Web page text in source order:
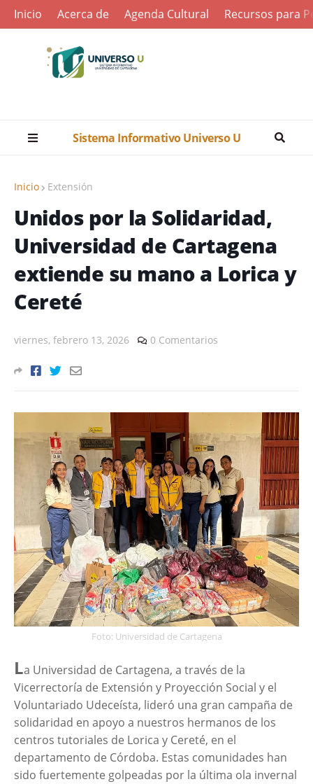
Inicio Acerca de Agenda Cultural Recursos para
Sistema Informativo Universo U
Inicio Extensión
Unidos por la Solidaridad,
Universidad de Cartagena
extiende su mano a Lorica y
Cereté
viernes, febrero 13, 2026 0 Comentarios
Foto: Universidad de Cartagena
La Universidad de Cartagena, a través de la
Vicerrectoría de Extensión y Proyección Social y el
Voluntariado Udeceísta, lideró una gran campaña de
solidaridad en apoyo a nuestros hermanos de los
centros tutoriales de Lorica y Cereté, en el
departamento de Córdoba. Estas comunidades han
sido fuertemente golpeadas por la última ola invernal